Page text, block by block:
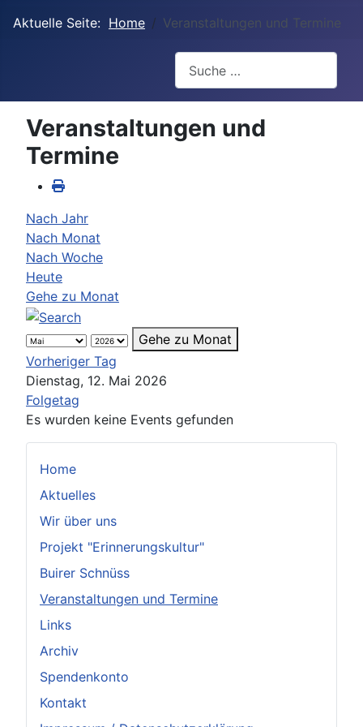
Aktuelle Seite: Home Veranstaltungen und Termine
Home
Aktuelles
Wir über uns
Projekt "Erinnerungskultur"
Buirer Schnüss
Veranstaltungen und Termine
Links
Archiv
Spendenkonto
Kontakt
Veranstaltungen und
Termine
Nach Jahr
Nach Monat
Nach Woche
Heute
Gehe zu Monat
Gehe zu Monat
Vorheriger Tag
Dienstag, 12. Mai 2026
Folgetag
Es wurden keine Events gefunden